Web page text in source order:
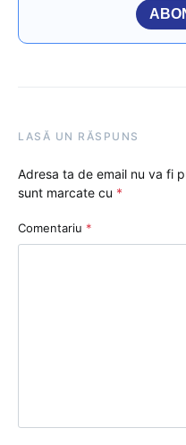
LASĂ UN RĂSPUNS
Adresa ta de email nu va fi
sunt marcate cu *
Comentariu *